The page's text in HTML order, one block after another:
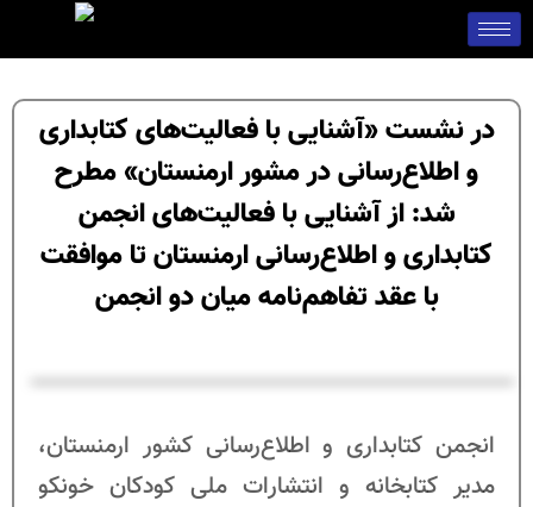
در نشست «آشنایی با فعالیت‌های کتابداری
و اطلاع‌رسانی در مشور ارمنستان» مطرح
شد: از آشنایی با فعالیت‌های انجمن
کتابداری و اطلاع‌رسانی ارمنستان تا موافقت
با عقد تفاهم‌نامه میان دو انجمن
انجمن کتابداری و اطلاع‌رسانی کشور ارمنستان،
مدیر کتابخانه و انتشارات ملی کودکان خونکو